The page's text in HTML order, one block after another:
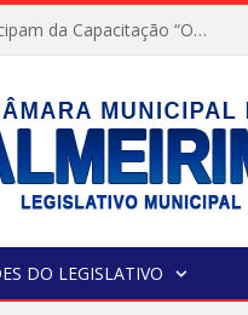
Servidores e Vereadores de Almeirim Participam da Capacitação “Orientar é a Nossa Missão”
DO LEGISLATIVO